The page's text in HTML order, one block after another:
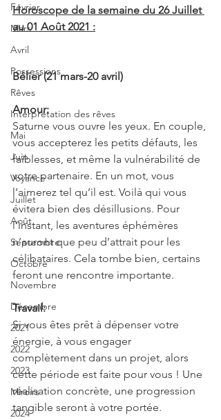
Février
Mars
Avril
Possessions
Rêves
Interprétation des rêves
Mai
Juin
Voyance
Juillet
Août
Septembre
Octobre
Novembre
Décembre
2021
2022
2023
Miroirs
2024
Horoscope de la semaine du 26 Juillet
au 01 Août 2021 :
Bélier (21 mars-20 avril)
Amour:
Saturne vous ouvre les yeux. En couple,
vous accepterez les petits défauts, les
faiblesses, et même la vulnérabilité de
votre partenaire. En un mot, vous
l’aimerez tel qu’il est. Voilà qui vous
évitera bien des désillusions. Pour
l’instant, les aventures éphémères
n’auront que peu d’attrait pour les
célibataires. Cela tombe bien, certains
feront une rencontre importante.
Travail:
Si vous êtes prêt à dépenser votre
énergie, à vous engager
complètement dans un projet, alors
cette période est faite pour vous ! Une
réalisation concrète, une progression
tangible seront à votre portée.